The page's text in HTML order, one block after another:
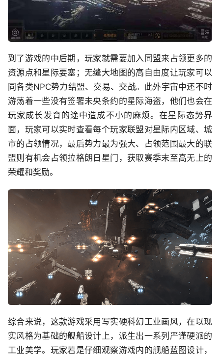
到了游戏的中后期，玩家就需要加入同盟来占领更多的
资源点和星际要塞；无缝大地图的高自由度让玩家可以
同各类NPC势力结盟、交易、交战。此外宇宙中还不时
游荡着一些没有签署未央条约的星际海盗，他们也会在
玩家成长发育的途中造成不小的麻烦。在星际态势界
面，玩家可以实时查看每个玩家联盟对星际内区域、城
市的占领情况，最后势力最为强大、占领范围最大的联
盟则有机会占领拉格朗日星门，获取赛季末至高无上的
荣耀和奖励。
综合来说，这款游戏采用写实硬科幻工业画风，在以现
实风格为基础的舰船设计上，派生出一系列严谨硬派的
工业美学。玩家若是仔细观察游戏内的舰船蓝图设计，